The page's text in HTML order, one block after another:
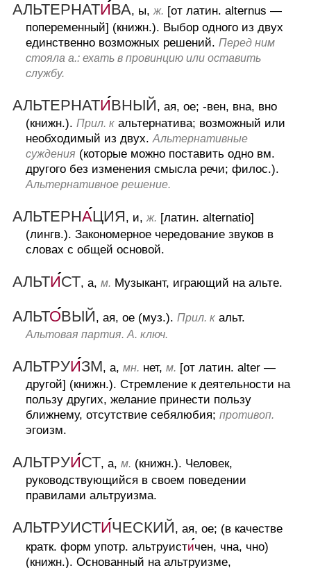
АЛЬТЕРНАТИВА, ы,ж. [от латин. alternus —
попеременный] (книжн.). Выбор одного из двух
единственно возможных решений. Перед ним
стояла а.: ехать в провинцию или оставить
службу.
АЛЬТЕРНАТИВНЫЙ, ая, ое; -вен, вна, вно
(книжн.). Прил. к альтернатива; возможный или
необходимый из двух. Альтернативные
суждения (которые можно поставить одно вм.
другого без изменения смысла речи; филос.).
Альтернативное решение.
АЛЬТЕРНАЦИЯ, и,ж. [латин. alternatio]
(лингв.). Закономерное чередование звуков в
словах с общей основой.
АЛЬТИСТ, а, м. Музыкант, играющий на альте.
АЛЬТОВЫЙ, ая, ое (муз.). Прил. к альт.
Альтовая партия. А. ключ.
АЛЬТРУИЗМ, а, мн. нет, м. [от латин. alter —
другой] (книжн.). Стремление к деятельности на
пользу других, желание принести пользу
ближнему, отсутствие себялюбия; противоп.
эгоизм.
АЛЬТРУИСТ, а, м. (книжн.). Человек,
руководствующийся в своем поведении
правилами альтруизма.
АЛЬТРУИСТИЧЕСКИЙ, ая, ое; (в качестве
кратк. форм употр. альтруистичен, чна, чно)
(книжн.). Основанный на альтруизме,